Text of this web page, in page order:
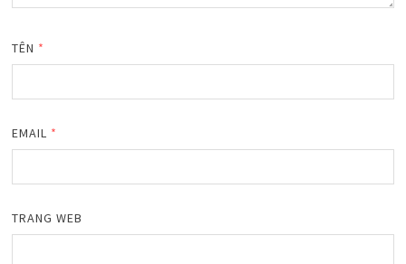
TÊN *
EMAIL *
TRANG WEB